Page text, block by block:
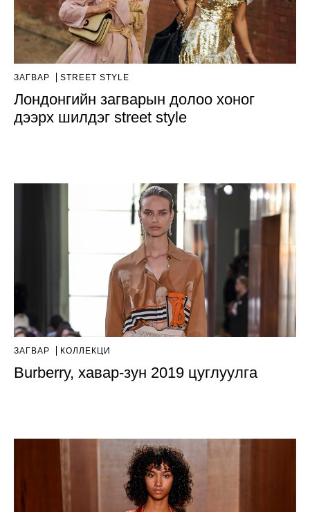
ЗАГВАР STREET STYLE
Лондонгийн загварын долоо хоног
дээрх шилдэг street style
ЗАГВАР КОЛЛЕКЦИ
Burberry, хавар-зун 2019 цуглуулга